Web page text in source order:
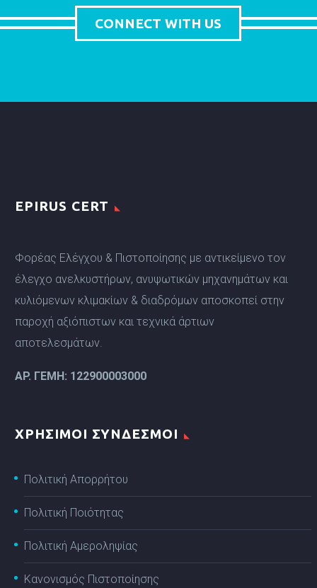
CONNECT WITH US
EPIRUS CERT
Φορέας Ελέγχου & Πιστοποίησης με αντικείμενο τον
έλεγχο ανελκυστήρων, ανυψωτικών μηχανημάτων και
κυλιόμενων κλιμακίων & διαδρόμων αποσκοπεί στην
παροχή αξιόπιστων και τεχνικά άρτιων
αποτελεσμάτων.
ΑP. ΓΕΜΗ: 122900003000
ΧΡΗΣΙΜΟΙ ΣΥΝΔΕΣΜΟΙ
Πολιτική Απορρήτου
Πολιτική Ποιότητας
Πολιτική Αμεροληψίας
Κανονισμός Πιστοποίησης